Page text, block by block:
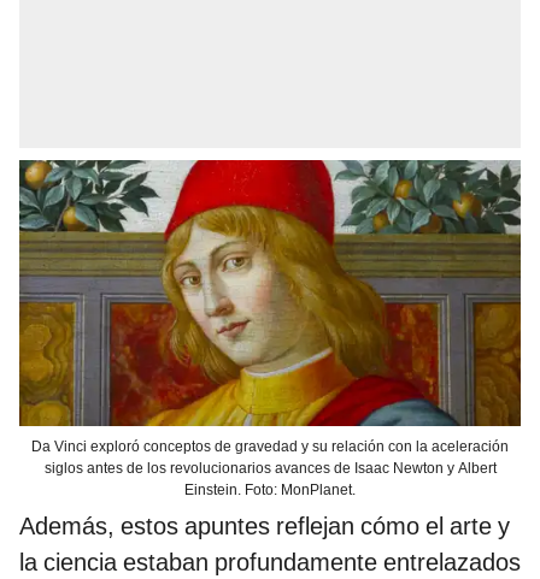
Da Vinci exploró conceptos de gravedad y su relación con la aceleración
siglos antes de los revolucionarios avances de Isaac Newton y Albert
Einstein. Foto: MonPlanet.
Además, estos apuntes reflejan cómo el arte y
la ciencia estaban profundamente entrelazados